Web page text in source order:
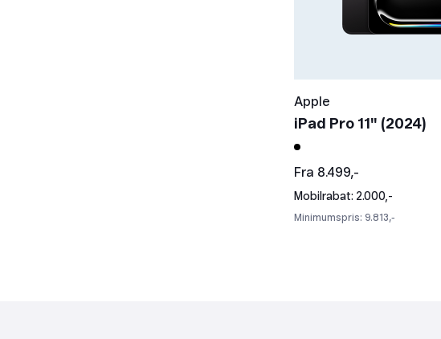
Apple
iPad Pro 11" (2024)
Fra 8.499,-
Mobilrabat: 2.000,-
Minimumspris: 9.813,-